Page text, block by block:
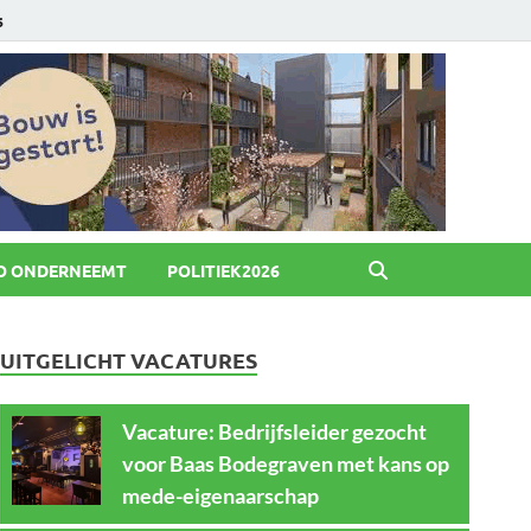
ONDERNEEMT POLITIEK2026
UITGELICHT VACATURES
Vacature: Bedrijfsleider gezocht
voor Baas Bodegraven met kans op
mede-eigenaarschap